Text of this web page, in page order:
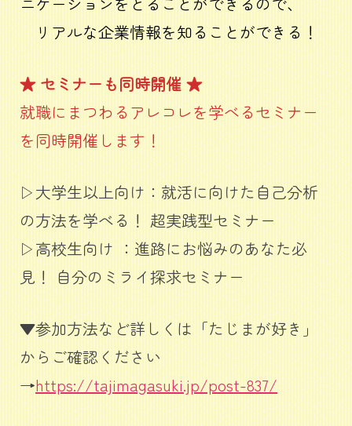
リアルな企業情報を知ることができる！
★ セミナーも同時開催 ★
就職にまつわるアレコレを学べるセミナー
を同時開催します！
▷大学生以上向け：就活に向けた自己分析
の方法を学べる！ 超実践型セミナー
▷高校生向け ：進路にお悩みのあなた必
見！ 自分のミライ探求セミナー
▼参加方法など詳しくは「たじまが好き」
からご確認ください
→https://tajimagasuki.jp/post-837/